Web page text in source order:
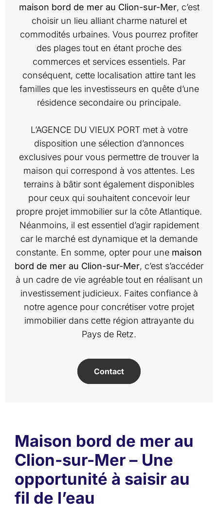
maison bord de mer au Clion-sur-Mer, c’est
choisir un lieu alliant charme naturel et
commodités urbaines. Vous pourrez profiter
des plages tout en étant proche des
commerces et services essentiels. Par
conséquent, cette localisation attire tant les
familles que les investisseurs en quête d’une
résidence secondaire ou principale.
L’AGENCE DU VIEUX PORT met à votre
disposition une sélection d’annonces
exclusives pour vous permettre de trouver la
maison qui correspond à vos attentes. Les
terrains à bâtir sont également disponibles
pour ceux qui souhaitent concevoir leur
propre projet immobilier sur la côte Atlantique.
Néanmoins, il est essentiel d’agir rapidement
car le marché est dynamique et la demande
constante. En somme, opter pour une maison
bord de mer au Clion-sur-Mer, c’est s’accéder
à un cadre de vie agréable tout en réalisant un
investissement judicieux. Faites confiance à
notre agence pour concrétiser votre projet
immobilier dans cette région attrayante du
Pays de Retz.
Contact
Maison bord de mer au
Clion-sur-Mer – Une
opportunité à saisir au
fil de l’eau